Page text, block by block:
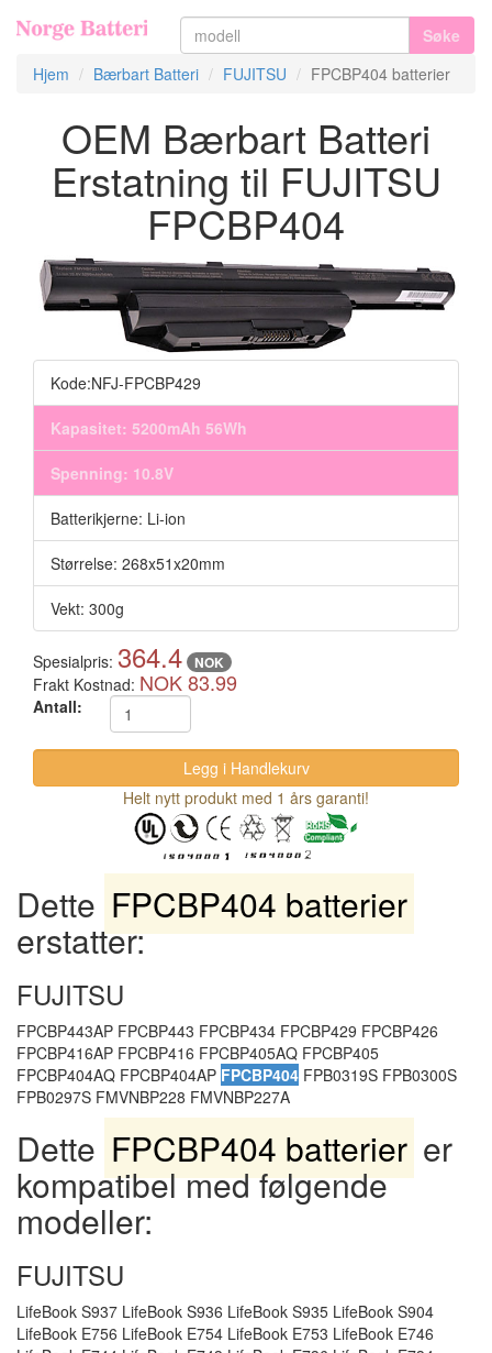
Søke
Hjem
Bærbart Batteri FUJITSU FPCBP404 batterier
OEM Bærbart Batteri
Erstatning til FUJITSU
FPCBP404
Kode:NFJ-FPCBP429
Kapasitet: 5200mAh 56Wh
Spenning: 10.8V
Batterikjerne: Li-ion
Størrelse: 268x51x20mm
Vekt: 300g
Spesialpris: 364.4 NOK
Frakt Kostnad: NOK 83.99
Antall:
Helt nytt produkt med 1 års garanti!
Dette FPCBP404 batterier
erstatter:
FUJITSU
FPCBP443AP FPCBP443 FPCBP434 FPCBP429 FPCBP426
FPCBP416AP FPCBP416 FPCBP405AQ FPCBP405
FPCBP404AQ FPCBP404AP FPCBP404 FPB0319S FPB0300S
FPB0297S FMVNBP228 FMVNBP227A
Dette FPCBP404 batterier er
kompatibel med følgende
modeller:
FUJITSU
LifeBook S937 LifeBook S936 LifeBook S935 LifeBook S904
LifeBook E756 LifeBook E754 LifeBook E753 LifeBook E746